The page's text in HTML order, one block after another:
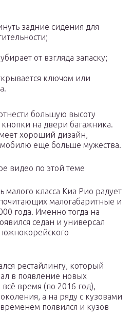
задние сидения для
от взгляда запаску;
ключом или
большую высоту
кнопки на двери багажника.
хороший дизайн,
еще больше мужества.
видео по этой теме
малого класса Киа Рио радует
малогабаритные и
года. Именно тогда на
седан и универсал
южнокорейского
рестайлингу, который
в появление новых
время (по 2016 год),
а на ряду с кузовами
появился и кузов